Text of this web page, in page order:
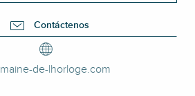
Contáctenos
de-lhorloge.com